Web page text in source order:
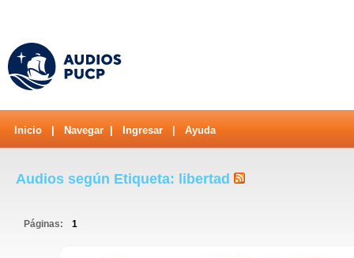
Inicio Navegar Ingresar Ayuda
Audios según Etiqueta: libertad
Páginas: 1